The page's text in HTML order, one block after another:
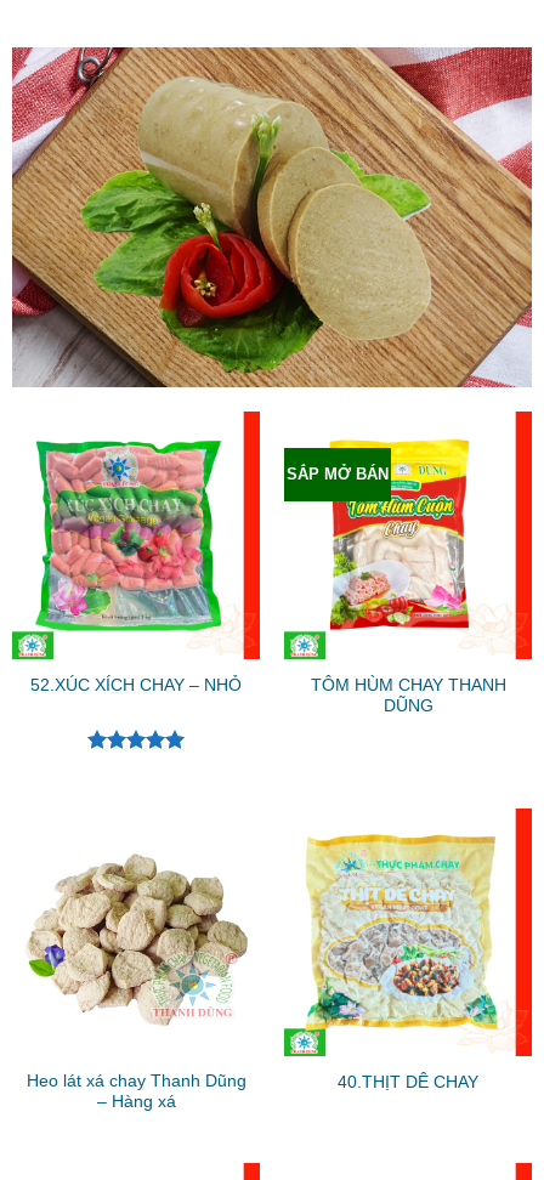
52.XÚC XÍCH CHAY – NHỎ
SẮP MỞ BÁN
TÔM HÙM CHAY THANH
DŨNG
Heo lát xá chay Thanh Dũng
– Hàng xá
40.THỊT DÊ CHAY